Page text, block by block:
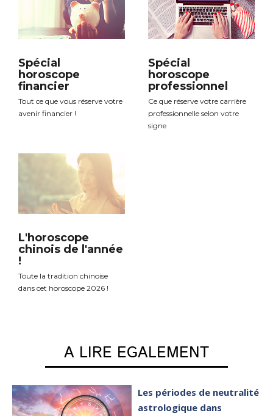
Spécial
horoscope
financier
Tout ce que vous réserve votre
avenir financier !
Spécial
horoscope
professionnel
Ce que réserve votre carrière
professionnelle selon votre
signe
L'horoscope
chinois de l'année
!
Toute la tradition chinoise
dans cet horoscope 2026 !
A LIRE EGALEMENT
Les périodes de neutralité
astrologique dans